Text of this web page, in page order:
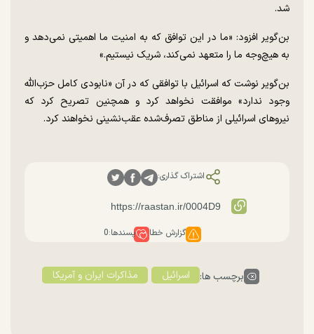
شد.
بن‌گویر افزود: «ما در این توافق که به امنیت ما اهمیتی نمی‌دهد و
به هیچ‌وجه ما را متعهد نمی‌کند، شریک نیستیم.»
بن‌گویر نوشت که اسرائیل با توافقی که در آن «نابودی کامل حزب‌الله
وجود ندارد» موافقت نخواهد کرد و همچنین تصریح کرد که
نیرو‌های اسرائیلی از مناطق تصرف‌شده عقب‌نشینی نخواهند کرد.
اشتراک گذاری:
گزارش خطا پسندها:0
برچسب ها: اسرائیل مذاکرات ایران و آمریکا